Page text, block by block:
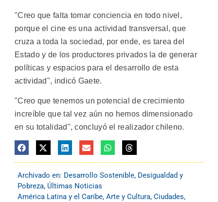
"Creo que falta tomar conciencia en todo nivel,
porque el cine es una actividad transversal, que
cruza a toda la sociedad, por ende, es tarea del
Estado y de los productores privados la de generar
políticas y espacios para el desarrollo de esta
actividad", indicó Gaete.
"Creo que tenemos un potencial de crecimiento
increíble que tal vez aún no hemos dimensionado
en su totalidad", concluyó el realizador chileno.
Archivado en: Desarrollo Sostenible, Desigualdad y
Pobreza, Últimas Noticias
América Latina y el Caribe, Arte y Cultura, Ciudades,